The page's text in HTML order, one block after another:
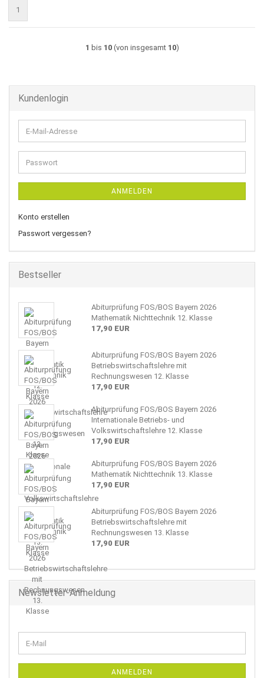
1
1 bis 10(von insgesamt 10)
Kundenlogin
E-
Mail-
Adresse
Passwort
ANMELDEN
Konto erstellen
Passwort vergessen?
Bestseller
Abiturprüfung FOS/BOS Bayern 2026
Mathematik Nichttechnik 12. Klasse
17,90 EUR
Abiturprüfung FOS/BOS Bayern 2026
Betriebswirtschaftslehre mit
Rechnungswesen 12. Klasse
17,90 EUR
Abiturprüfung FOS/BOS Bayern 2026
Internationale Betriebs- und
Volkswirtschaftslehre 12. Klasse
17,90 EUR
Abiturprüfung FOS/BOS Bayern 2026
Mathematik Nichttechnik 13. Klasse
17,90 EUR
Abiturprüfung FOS/BOS Bayern 2026
Betriebswirtschaftslehre mit
Rechnungswesen 13. Klasse
17,90 EUR
Newsletter-Anmeldung
ZUR
E-
Mail
ANMELDEN